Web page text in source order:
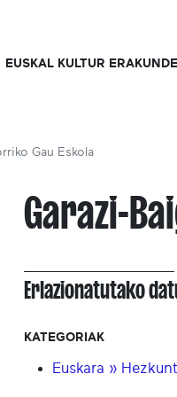
EUSKAL KULTUR
Gau Eskola
Garazi-
Erlazionatutako
KATEGORIAK
Euskara »